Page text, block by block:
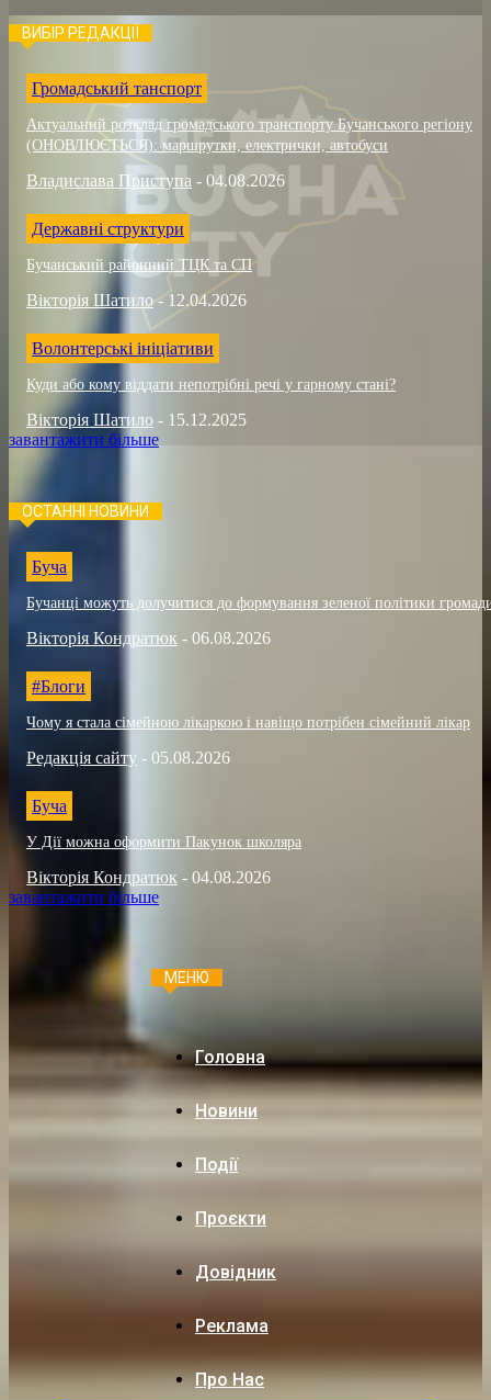
ВИБІР РЕДАКЦІЇ
Громадський танспорт
Актуальний розклад громадського транспорту Бучанського регіону
(ОНОВЛЮЄТЬСЯ): маршрутки, електрички, автобуси
Владислава Приступа - 04.08.2026
Державні структури
Бучанський районний ТЦК та СП
Вікторія Шатило - 12.04.2026
Волонтерські ініціативи
Куди або кому віддати непотрібні речі у гарному стані?
Вікторія Шатило - 15.12.2025
завантажити більше
ОСТАННІ НОВИНИ
Буча
Бучанці можуть долучитися до формування зеленої політики
Вікторія Кондратюк - 06.08.2026
#Блоги
Чому я стала сімейною лікаркою і навіщо потрібен сімейний лікар
Редакція сайту - 05.08.2026
Буча
У Дії можна оформити Пакунок школяра
Вікторія Кондратюк - 04.08.2026
завантажити більше
МЕНЮ
Головна
Новини
Події
Проєкти
Довідник
Реклама
Про Нас